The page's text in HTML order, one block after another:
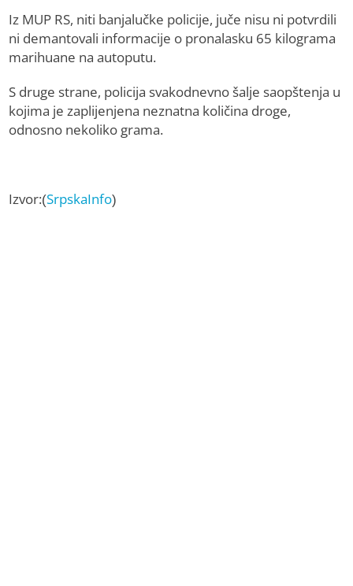
Iz MUP RS, niti banjalučke policije, juče nisu ni potvrdili
ni demantovali informacije o pronalasku 65 kilograma
marihuane na autoputu.
S druge strane, policija svakodnevno šalje saopštenja u
kojima je zaplijenjena neznatna količina droge,
odnosno nekoliko grama.
Izvor:(SrpskaInfo)